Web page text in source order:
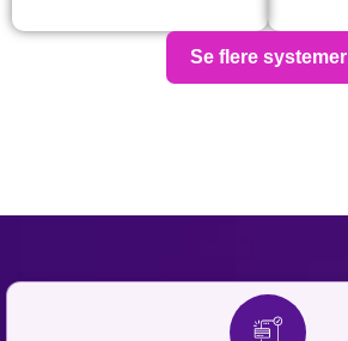
Se flere systemer